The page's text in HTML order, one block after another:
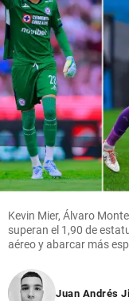
Kevin Mier, Álvaro
superan el 1,90 de
aéreo y abarcar más
Juan Andrés